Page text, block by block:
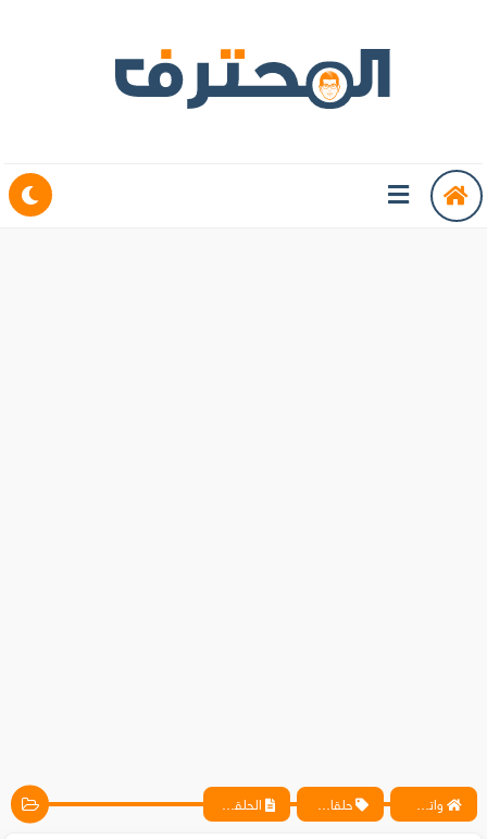
واتس آب ، فيسبوك ، أنترنت ، شروحات تقنية حصرية - المحترف حلقات متخصيصي الحماية الحلقة 288 : حول هاتفك اندرويد إلى كميرا وايرلسwifi camera